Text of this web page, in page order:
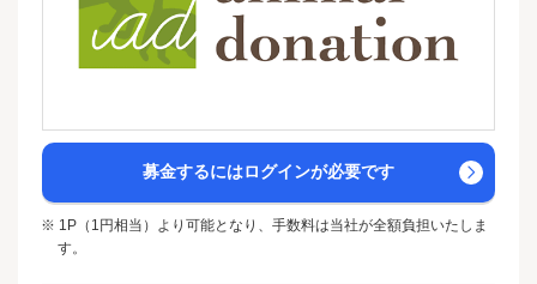
募金するにはログインが必要です
※ 1P（1円相当）より可能となり、手数料は当社が全額負担いたしま
す。